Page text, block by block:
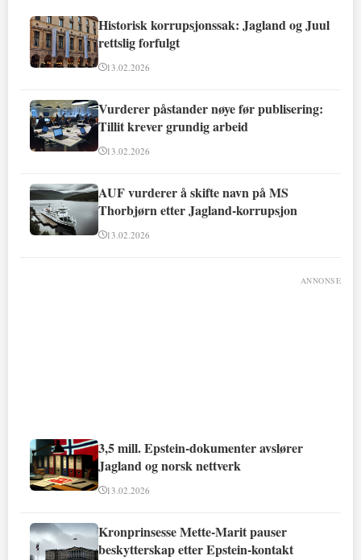
Historisk korrupsjonssak: Jagland og Juul
rettslig forfulgt
13.02.2026
Vurderer påstander nøye før publisering:
Tillit krever grundig arbeid
13.02.2026
AUF vurderer å skifte navn på MS
Thorbjørn etter Jagland-korrupsjon
13.02.2026
ANNONSE
3,5 mill. Epstein-dokumenter avslører
Jagland og norsk nettverk
13.02.2026
Kronprinsesse Mette-Marit pauser
beskytterskap etter Epstein-kontakt